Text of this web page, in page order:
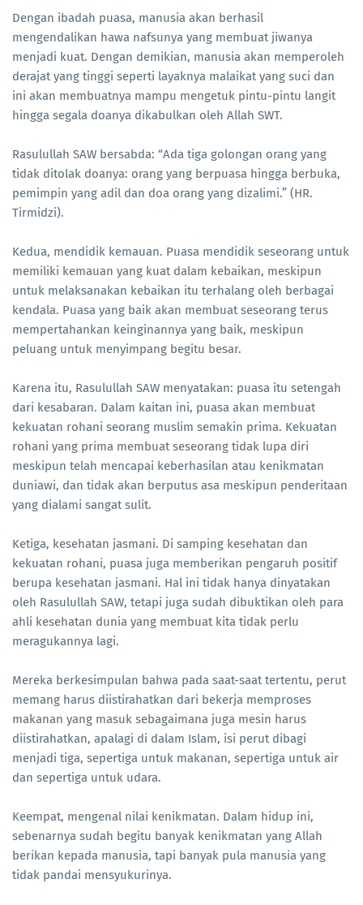
Dengan ibadah puasa, manusia akan berhasil
mengendalikan hawa nafsunya yang membuat jiwanya
menjadi kuat. Dengan demikian, manusia akan memperoleh
derajat yang tinggi seperti layaknya malaikat yang suci dan
ini akan membuatnya mampu mengetuk pintu-pintu langit
hingga segala doanya dikabulkan oleh Allah SWT.
Rasulullah SAW bersabda: “Ada tiga golongan orang yang
tidak ditolak doanya: orang yang berpuasa hingga berbuka,
pemimpin yang adil dan doa orang yang dizalimi.” (HR.
Tirmidzi).
Kedua, mendidik kemauan. Puasa mendidik seseorang untuk
memiliki kemauan yang kuat dalam kebaikan, meskipun
untuk melaksanakan kebaikan itu terhalang oleh berbagai
kendala. Puasa yang baik akan membuat seseorang terus
mempertahankan keinginannya yang baik, meskipun
peluang untuk menyimpang begitu besar.
Karena itu, Rasulullah SAW menyatakan: puasa itu setengah
dari kesabaran. Dalam kaitan ini, puasa akan membuat
kekuatan rohani seorang muslim semakin prima. Kekuatan
rohani yang prima membuat seseorang tidak lupa diri
meskipun telah mencapai keberhasilan atau kenikmatan
duniawi, dan tidak akan berputus asa meskipun penderitaan
yang dialami sangat sulit.
Ketiga, kesehatan jasmani. Di samping kesehatan dan
kekuatan rohani, puasa juga memberikan pengaruh positif
berupa kesehatan jasmani. Hal ini tidak hanya dinyatakan
oleh Rasulullah SAW, tetapi juga sudah dibuktikan oleh para
ahli kesehatan dunia yang membuat kita tidak perlu
meragukannya lagi.
Mereka berkesimpulan bahwa pada saat-saat tertentu, perut
memang harus diistirahatkan dari bekerja memproses
makanan yang masuk sebagaimana juga mesin harus
diistirahatkan, apalagi di dalam Islam, isi perut dibagi
menjadi tiga, sepertiga untuk makanan, sepertiga untuk air
dan sepertiga untuk udara.
Keempat, mengenal nilai kenikmatan. Dalam hidup ini,
sebenarnya sudah begitu banyak kenikmatan yang Allah
berikan kepada manusia, tapi banyak pula manusia yang
tidak pandai mensyukurinya.